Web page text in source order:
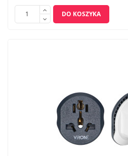
DO KOSZYKA